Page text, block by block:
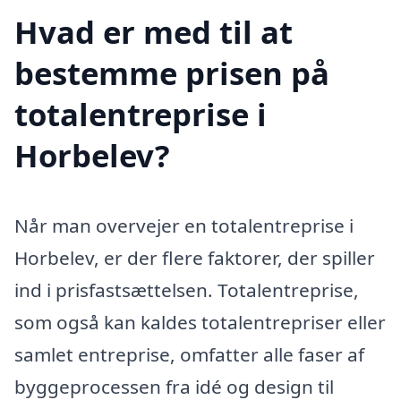
Hvad er med til at
bestemme prisen på
totalentreprise i
Horbelev?
Når man overvejer en totalentreprise i
Horbelev, er der flere faktorer, der spiller
ind i prisfastsættelsen. Totalentreprise,
som også kan kaldes totalentrepriser eller
samlet entreprise, omfatter alle faser af
byggeprocessen fra idé og design til